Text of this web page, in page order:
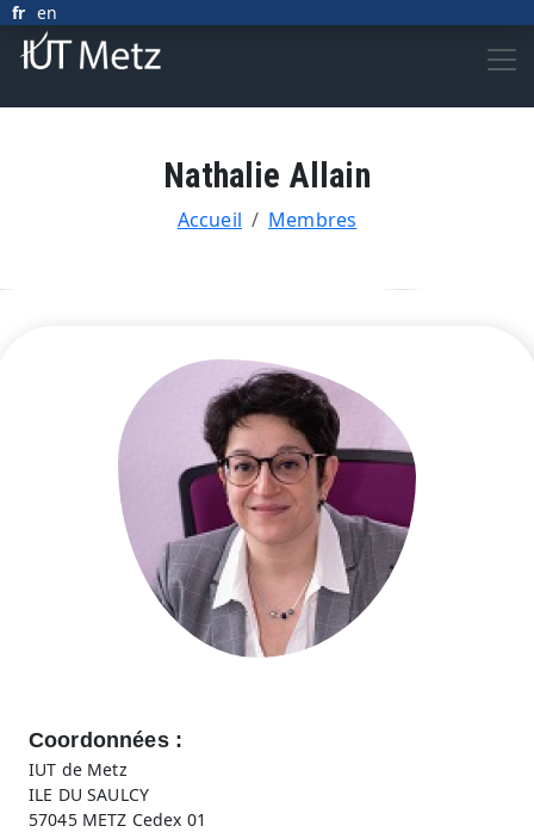
Aller au contenu principal
fr en
Nathalie Allain
Accueil Membres
Coordonnées
IUT de Metz
ILE DU SAULCY
57045 METZ Cedex 01